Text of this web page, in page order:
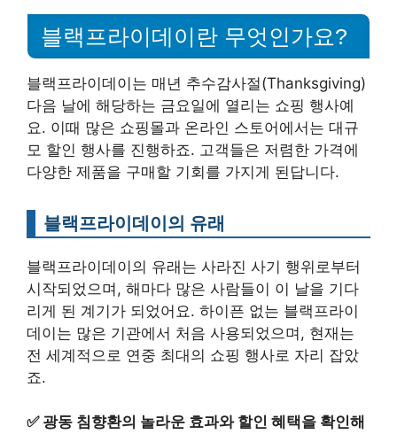
블랙프라이데이란 무엇인가요?
블랙프라이데이는 매년 추수감사절(Thanksgiving)
다음 날에 해당하는 금요일에 열리는 쇼핑 행사예
요. 이때 많은 쇼핑몰과 온라인 스토어에서는 대규
모 할인 행사를 진행하죠. 고객들은 저렴한 가격에
다양한 제품을 구매할 기회를 가지게 된답니다.
블랙프라이데이의 유래
블랙프라이데이의 유래는 사라진 사기 행위로부터
시작되었으며, 해마다 많은 사람들이 이 날을 기다
리게 된 계기가 되었어요. 하이픈 없는 블랙프라이
데이는 많은 기관에서 처음 사용되었으며, 현재는
전 세계적으로 연중 최대의 쇼핑 행사로 자리 잡았
죠.
✅ 광동 침향환의 놀라운 효과와 할인 혜택을 확인해